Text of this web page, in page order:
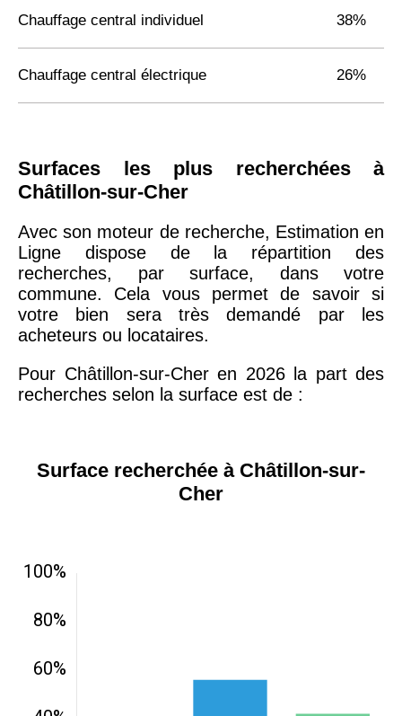
Chauffage central individuel 38%
Chauffage central électrique 26%
Surfaces les plus recherchées à
Châtillon-sur-Cher
Avec son moteur de recherche, Estimation en
Ligne dispose de la répartition des
recherches, par surface, dans votre
commune. Cela vous permet de savoir si
votre bien sera très demandé par les
acheteurs ou locataires.
Pour Châtillon-sur-Cher en 2026 la part des
recherches selon la surface est de :
Surface recherchée à Châtillon-sur-
Cher